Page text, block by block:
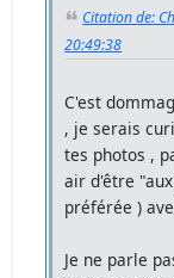
Citation de:
20:49:38
C'est
, je serais
tes photos ,
air d'être
préférée )
Je ne parle